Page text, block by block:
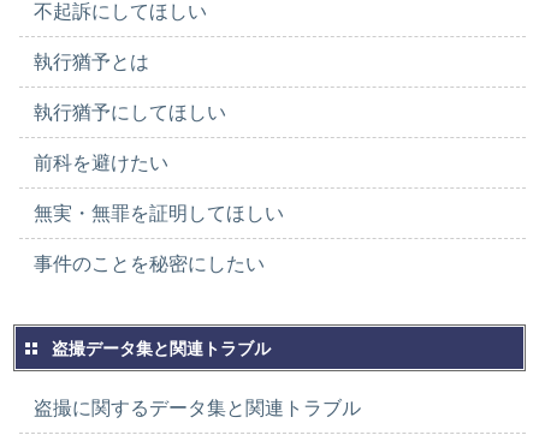
不起訴にしてほしい
執行猶予とは
執行猶予にしてほしい
前科を避けたい
無実・無罪を証明してほしい
事件のことを秘密にしたい
盗撮データ集と関連トラブル
盗撮に関するデータ集と関連トラブル